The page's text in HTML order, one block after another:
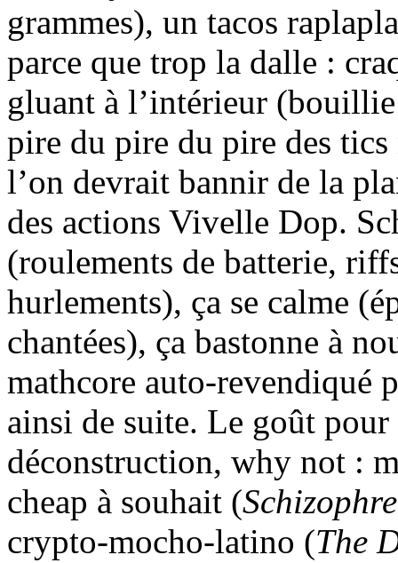
grammes), un tacos
parce que trop la dalle :
gluant à l’intérieur
pire du pire du pire des
l’on devrait bannir de la
des actions Vivelle Dop.
(roulements de batterie,
hurlements), ça se calme
chantées), ça bastonne à
mathcore auto-revendiqué
ainsi de suite. Le goût
déconstruction, why not :
cheap à souhait (
crypto-mocho-latino (The